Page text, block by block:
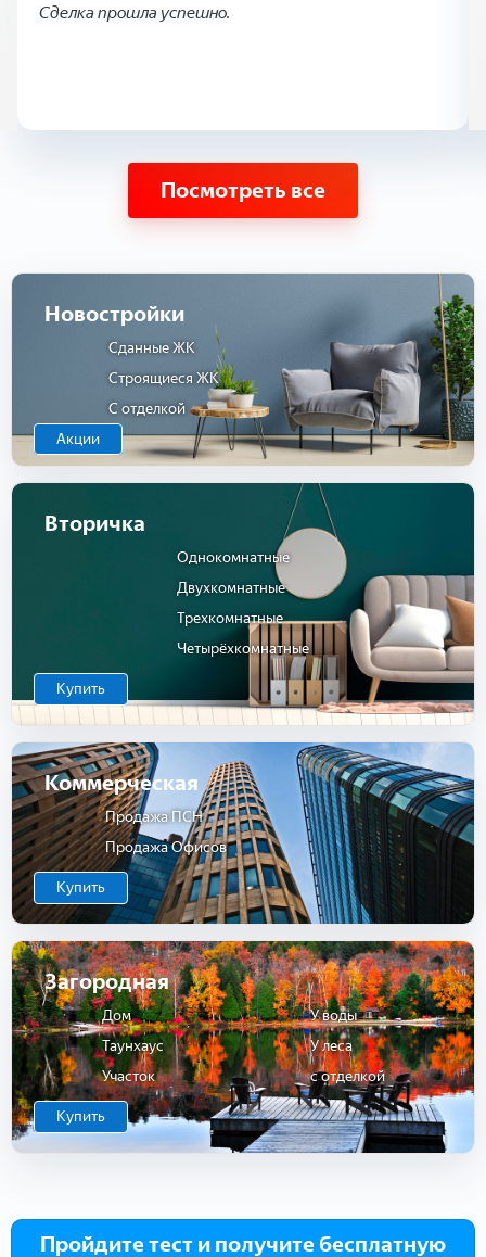
Сделка прошла успешно.
Посмотреть все
Новостройки
Сданные ЖК
Строящиеся ЖК
С отделкой
Акции
Вторичка
Однокомнатные
Двухкомнатные
Трехкомнатные
Четырёхкомнатные
Купить
Коммерческая
Продажа ПСН
Продажа Офисов
Купить
Загородная
Дом
Таунхаус
Участок
У воды
У леса
с отделкой
Купить
Пройдите тест и получите бесплатную